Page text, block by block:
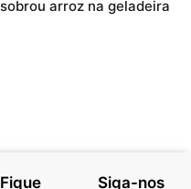
sobrou arroz na geladeira
Fique
Siga-nos